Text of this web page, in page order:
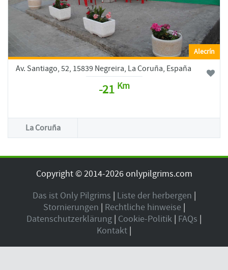
Alecrín
Av. Santiago, 52, 15839 Negreira, La Coruña, España
-21 Km
La Coruña
Copyright © 2014-2026 onlypilgrims.com
Das ist Only Pilgrims | Liste der herbergen |
Stornierungen | Rechtliche hinweise |
Datenschutzerklärung | Cookie-Politik | FAQs |
Kontakt |